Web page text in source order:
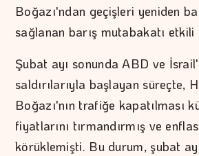
Boğazı'ndan geçişleri yeniden
sağlanan barış mutabakatı etkili
Şubat ayı sonunda ABD ve
saldırılarıyla başlayan süreçte,
Boğazı'nın trafiğe kapatılması
fiyatlarını tırmandırmış ve
körüklemişti. Bu durum, şubat